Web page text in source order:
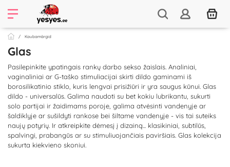
Kaubamärgid
Glas
Pasilepinkite ypatingais rankų darbo sekso žaislais. Analiniai,
vaginaliniai ar G-taško stimuliacijai skirti dildo gaminami iš
borosilikatinio stiklo, kuris lengvai prisižiūri ir yra saugus kūnui. Glas
dildo - universalūs. Galima naudoti su bet kokiu lubrikantu, sukurti
solo partijai ir žaidimams poroje, galima atvėsinti vandenyje ar
šaldiklyje ar sušildyti rankose bei šiltame vandenyje - vis tai suteiks
naujų potyrių. Ir atkreipkite dėmesį į dizainą... klasikiniai, subtilūs,
spalvingi, prabangūs ar su stimuliuojančiais paviršiais. Glas kolekcija
sukurta kiekvieno skoniui.